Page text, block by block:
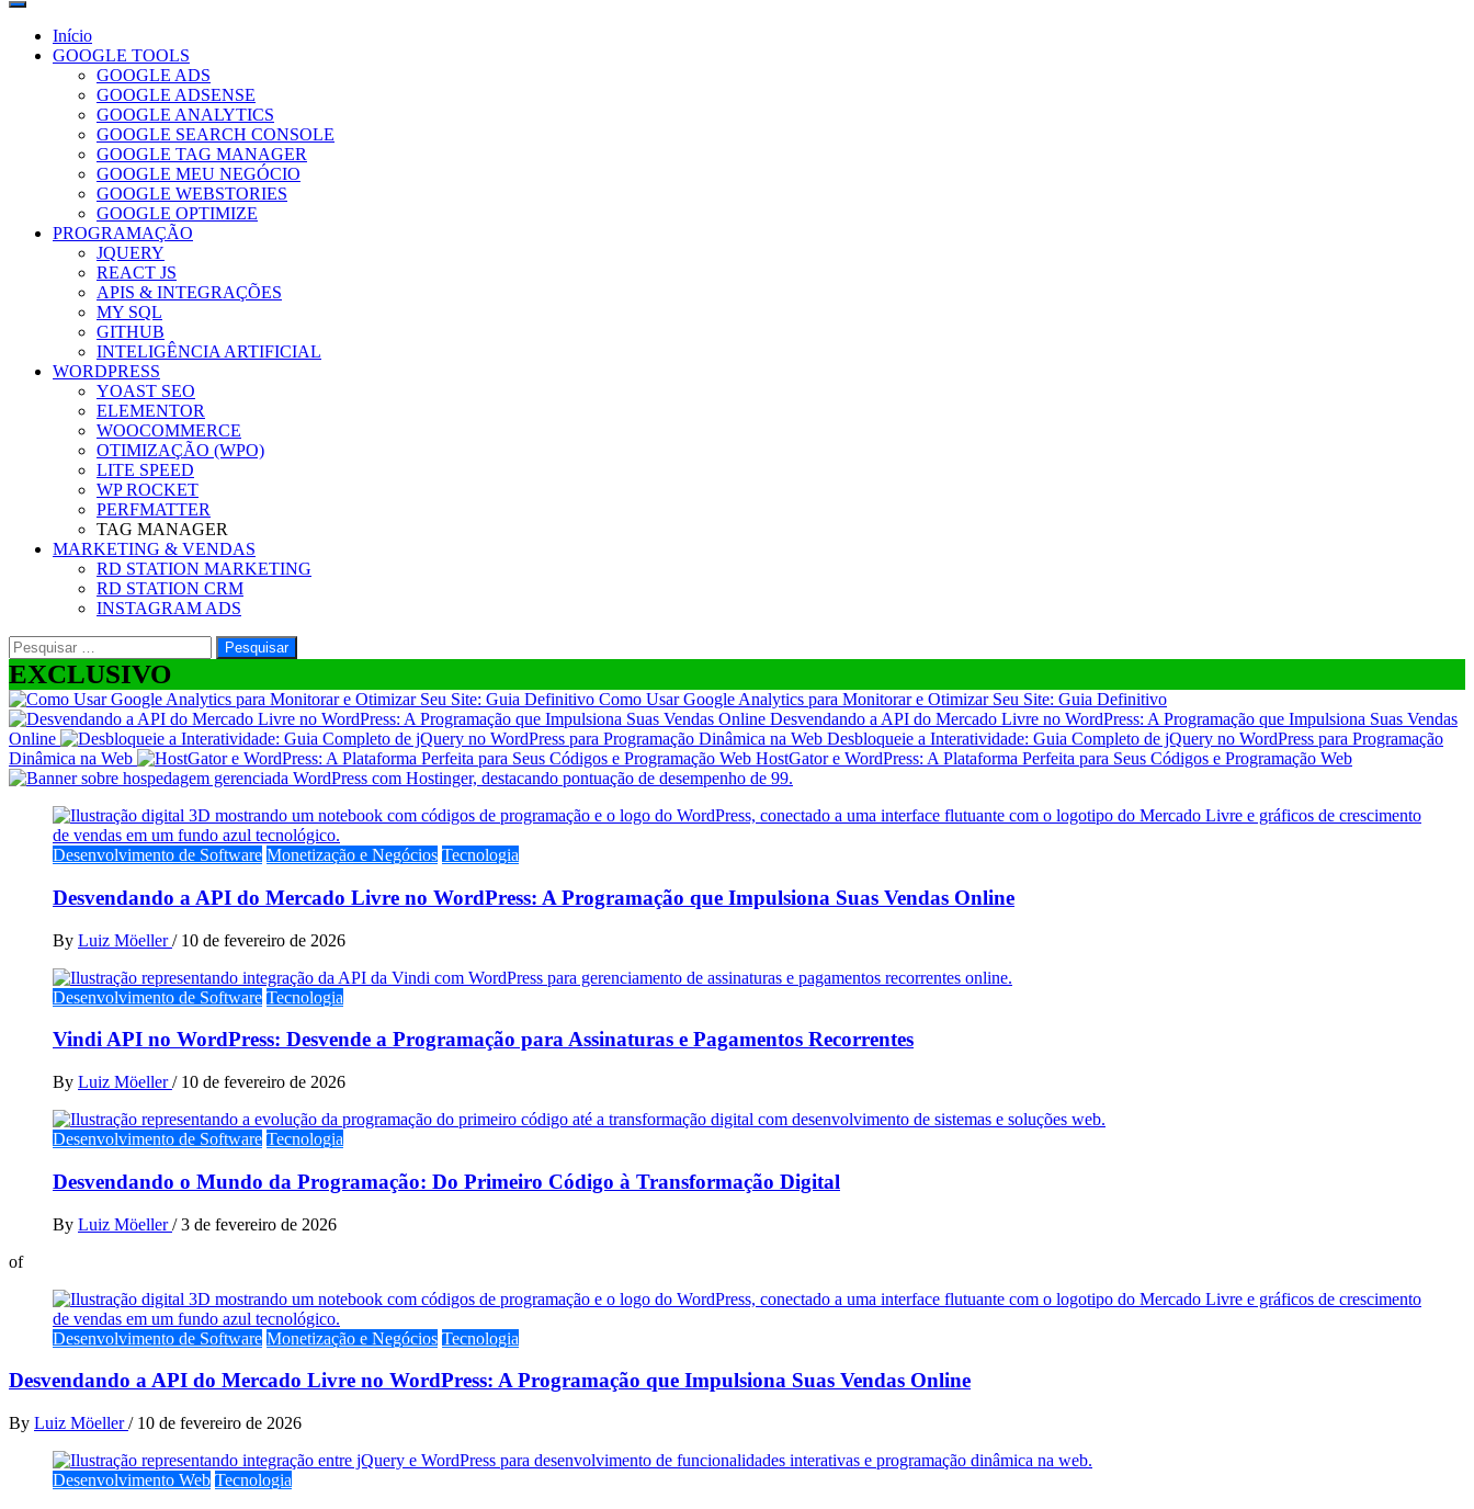
Primary
Início
GOOGLE TOOLS
GOOGLE ADS
GOOGLE ADSENSE
GOOGLE ANALYTICS
GOOGLE SEARCH CONSOLE
GOOGLE TAG MANAGER
GOOGLE MEU NEGÓCIO
GOOGLE WEBSTORIES
GOOGLE OPTIMIZE
PROGRAMAÇÃO
JQUERY
REACT JS
APIS & INTEGRAÇÕES
MY SQL
GITHUB
INTELIGÊNCIA ARTIFICIAL
WORDPRESS
YOAST SEO
ELEMENTOR
WOOCOMMERCE
OTIMIZAÇÃO (WPO)
LITE SPEED
WP ROCKET
PERFMATTER
TAG MANAGER
MARKETING & VENDAS
RD STATION MARKETING
RD STATION CRM
INSTAGRAM ADS
Pesquisar
por:
EXCLUSIVO
Como Usar Google Analytics para Monitorar e Otimizar Seu Site: Guia Definitivo
Desvendando a API do Mercado Livre no WordPress: A Programação que Impulsiona Suas Vendas
Online
Desbloqueie a Interatividade: Guia Completo de jQuery no WordPress para Programação
Dinâmica na Web
HostGator e WordPress: A Plataforma Perfeita para Seus Códigos e Programação Web
Desenvolvimento de Software Monetização e Negócios Tecnologia
Desvendando a API do Mercado Livre no WordPress: A Programação que Impulsiona Suas Vendas Online
By Luiz Möeller/ 10 de fevereiro de 2026
Desenvolvimento de Software Tecnologia
Vindi API no WordPress: Desvende a Programação para Assinaturas e Pagamentos Recorrentes
By Luiz Möeller/ 10 de fevereiro de 2026
Desenvolvimento de Software Tecnologia
Desvendando o Mundo da Programação: Do Primeiro Código à Transformação Digital
By Luiz Möeller/ 3 de fevereiro de 2026
of
Desenvolvimento de Software Monetização e Negócios Tecnologia
Desvendando a API do Mercado Livre no WordPress: A Programação que Impulsiona Suas Vendas Online
By Luiz Möeller/ 10 de fevereiro de 2026
Desenvolvimento Web Tecnologia